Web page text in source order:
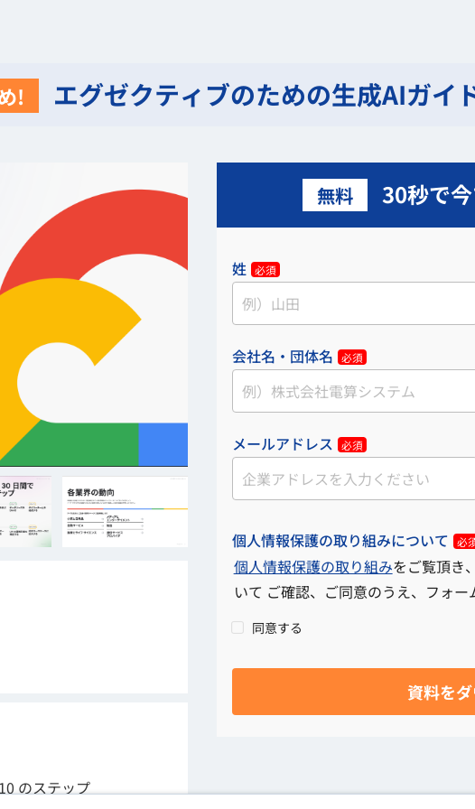
! エグゼクティブのための生成AIガイ
のステップ
無料 30秒で
姓 必須
会社名・団体名 必須
メールアドレス 必須
個人情報保護の取り組みについて 必
個人情報保護の取り組みをご覧頂き
いて ご確認、ご同意のうえ、フォー
同意する